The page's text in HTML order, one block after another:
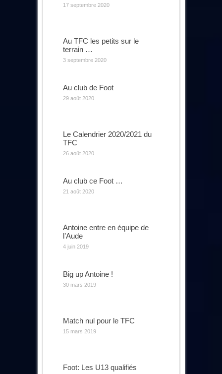
17 septembre 2020
Au TFC les petits sur le
terrain …
3 septembre 2020
Au club de Foot
29 août 2020
Le Calendrier 2020/2021 du
TFC
26 août 2020
Au club ce Foot …
21 août 2020
Antoine entre en équipe de
l’Aude
4 juin 2019
Big up Antoine !
30 mars 2019
Match nul pour le TFC
15 mars 2019
Foot: Les U13 qualifiés